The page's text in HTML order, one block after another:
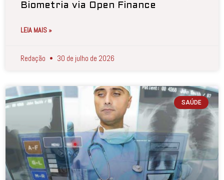
Biometria via Open Finance
LEIA MAIS »
Redação 30 de julho de 2026
SAÚDE